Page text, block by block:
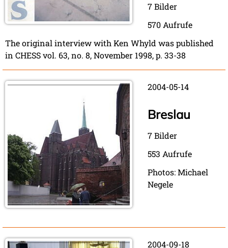
7 Bilder
570 Aufrufe
The original interview with Ken Whyld was published
in CHESS vol. 63, no. 8, November 1998, p. 33-38
2004-05-14
Breslau
7 Bilder
553 Aufrufe
Photos: Michael
Negele
2004-09-18